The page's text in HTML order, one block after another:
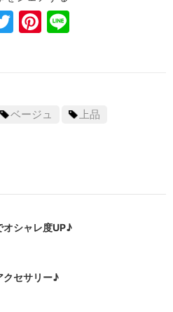
TwitterPinterest
ベージュ
上品
オシャレ度UP♪
クセサリー♪